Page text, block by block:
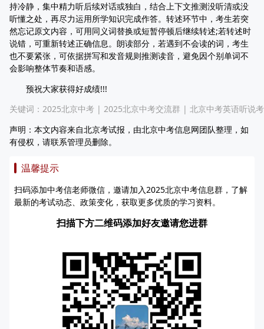
持冷静，集中精力听后续对话或独白，结合上下文推测没听清或没
听懂之处，再尽力运用所学知识完成作答。转述环节中，考生若突
然忘记原文内容，可用同义词替换或短暂停顿后继续转述;若转述时
说错，可重新转述正确信息。朗读部分，若遇到不会读的词，考生
也不要紧张，可依据拼写和发音规则推测读音，避免因个别单词不
会影响整体节奏和语感。
预祝大家获得好成绩!!!
关键词： 2025北京中考 | 2025北京中考交流群 | 北京中考英语听说考
声明：本文内容来自北京考试报，由北京中考信息网团队整理，如
有侵权，请联系管理员删除。
温馨提示
扫码添加中考信老师微信，邀请加入2025北京中考信息群，了解
最新的考试动态、政策变化，获取更多优质的学习资料。
扫描下方二维码添加好友邀请您进群